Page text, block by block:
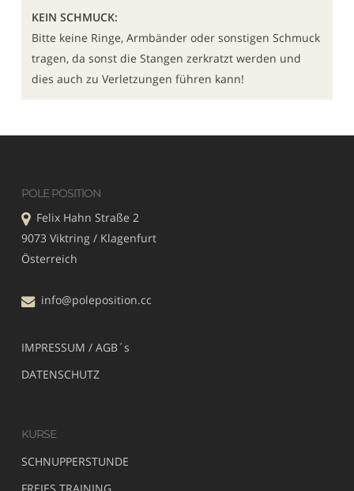
KEIN SCHMUCK:
Bitte keine Ringe, Armbänder oder sonstigen Schmuck
tragen, da sonst die Stangen zerkratzt werden und
dies auch zu Verletzungen führen kann!
POLE POSITION
Felix Hahn Straße 2
9073 Viktring / Klagenfurt
Österreich
info@poleposition.cc
IMPRESSUM / AGB´s
DATENSCHUTZ
KURSE
SCHNUPPERSTUNDE